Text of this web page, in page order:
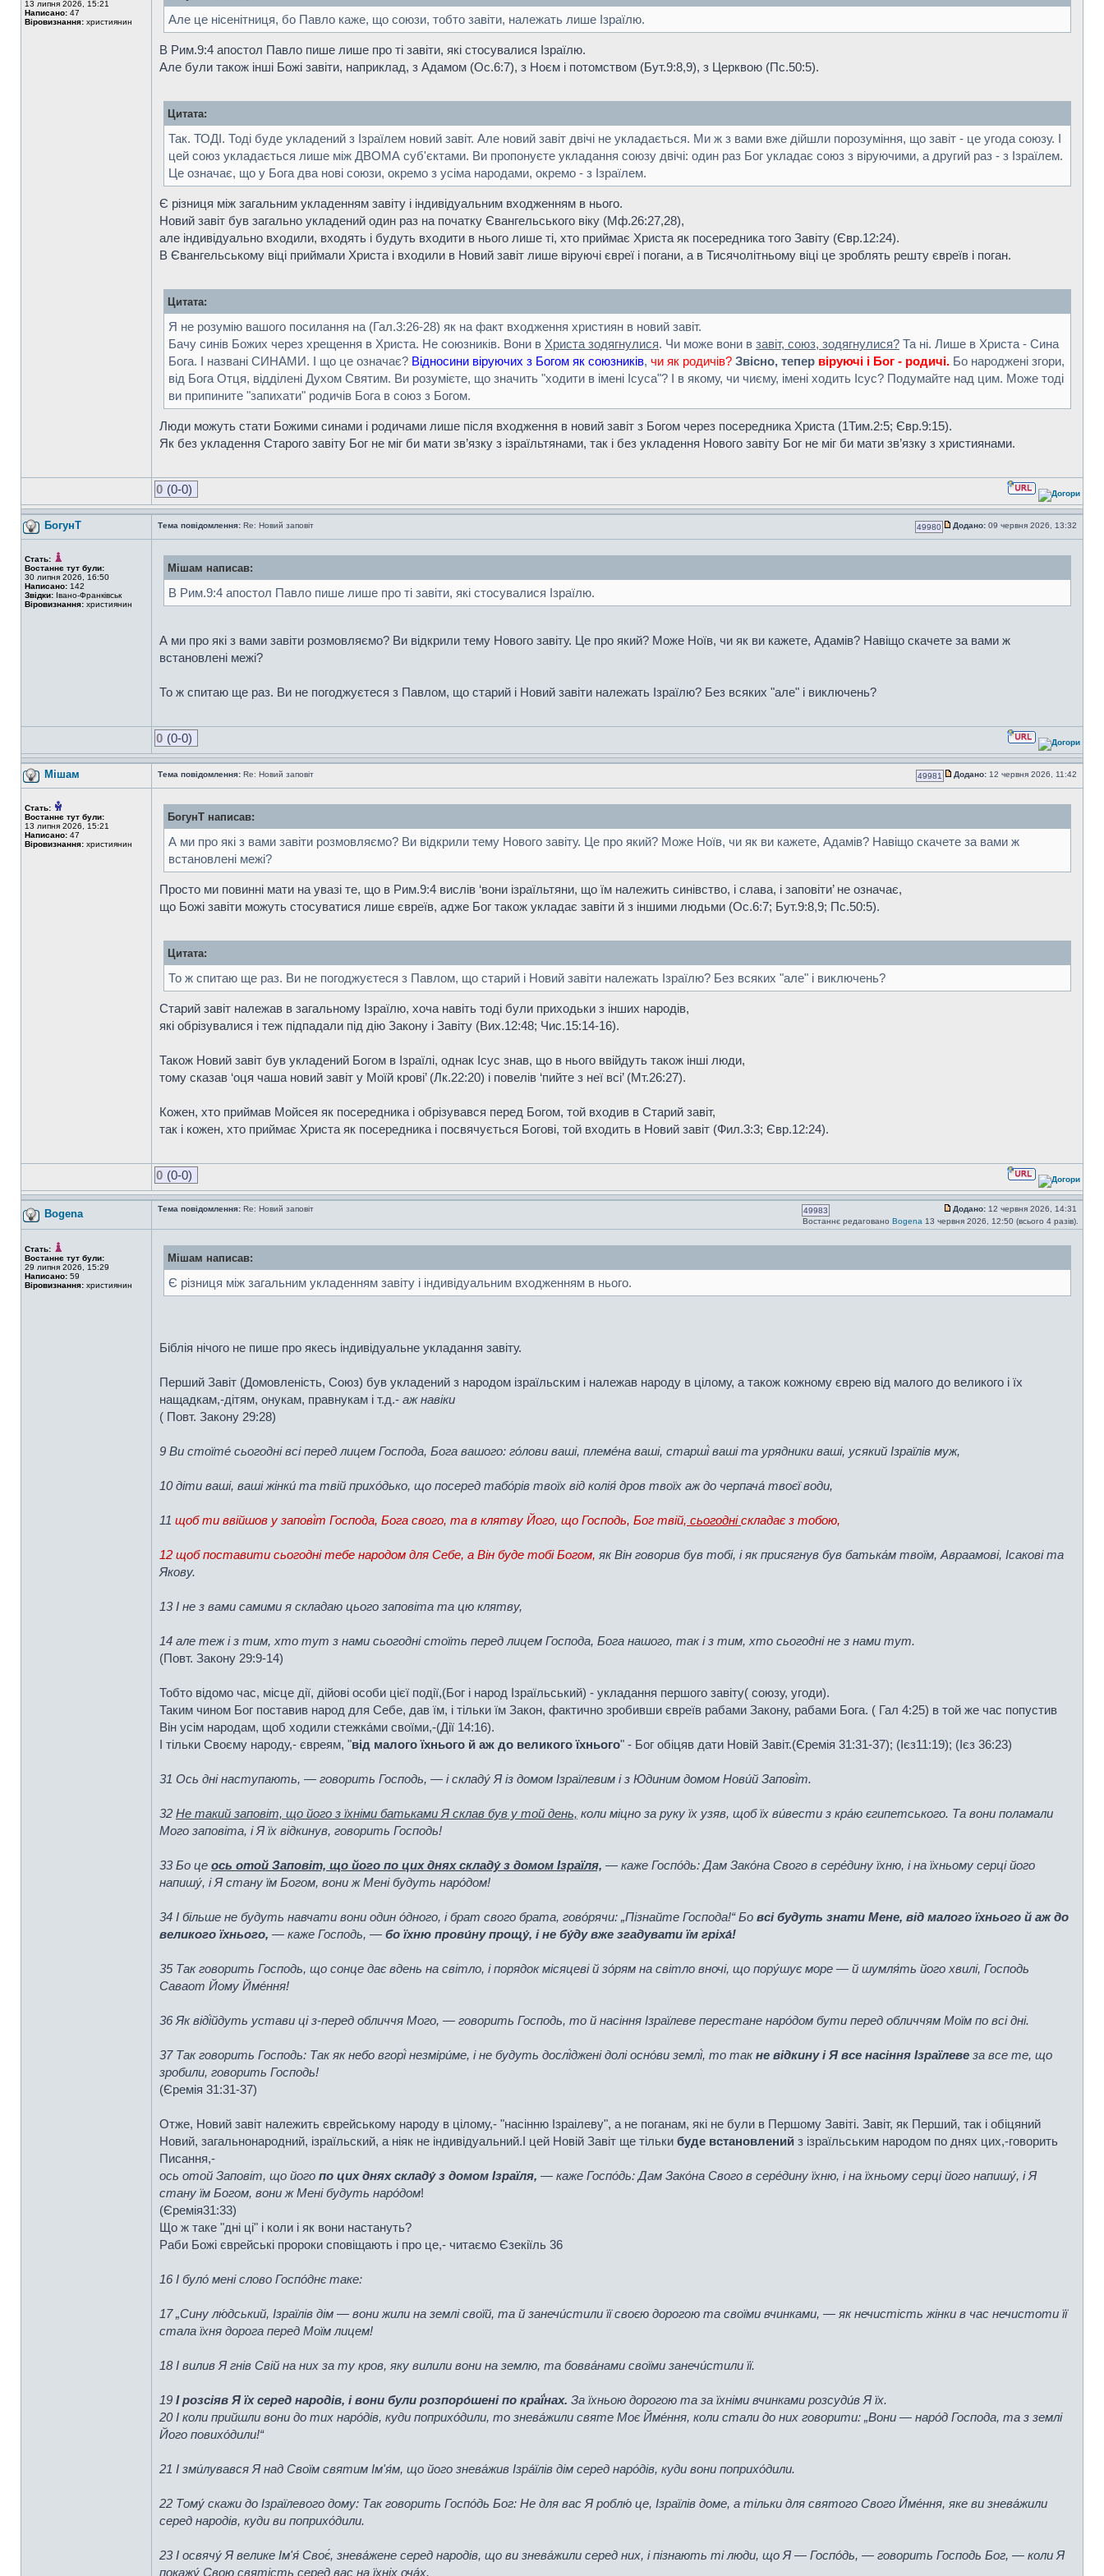
13 липня 2026, 15:21
Написано: 47
Віровизнання: християнин Але це нісенітниця, бо Павло каже, що союзи, тобто завіти, належать лише Ізраїлю.
В Рим.9:4 апостол Павло пише лише про ті завіти, які стосувалися Ізраїлю.
Але були також інші Божі завіти, наприклад, з Адамом (Ос.6:7), з Ноєм і потомством (Бут.9:8,9), з Церквою (Пс.50:5).
Цитата:
Так. ТОДІ. Тоді буде укладений з Ізраїлем новий завіт. Але новий завіт двічі не укладається. Ми ж з вами вже дійшли порозуміння, що завіт - це угода союзу. І
цей союз укладається лише між ДВОМА суб'єктами. Ви пропонуєте укладання союзу двічі: один раз Бог укладає союз з віруючими, а другий раз - з Ізраїлем.
Це означає, що у Бога два нові союзи, окремо з усіма народами, окремо - з Ізраїлем.
Є різниця між загальним укладенням завіту і індивідуальним входженням в нього.
Новий завіт був загально укладений один раз на початку Євангельського віку (Мф.26:27,28),
але індивідуально входили, входять і будуть входити в нього лише ті, хто приймає Христа як посередника того Завіту (Євр.12:24).
В Євангельському віці приймали Христа і входили в Новий завіт лише віруючі євреї і погани, а в Тисячолітньому віці це зроблять решту євреїв і поган.
Цитата:
Я не розумію вашого посилання на (Гал.3:26-28) як на факт входження християн в новий завіт.
Бачу синів Божих через хрещення в Христа. Не союзників. Вони в Христа зодягнулися. Чи може вони в завіт, союз, зодягнулися? Та ні. Лише в Христа - Сина
Бога. І названі СИНАМИ. І що це означає? Відносини віруючих з Богом як союзників, чи як родичів? Звісно, тепер віруючі і Бог - родичі. Бо народжені згори,
від Бога Отця, відділені Духом Святим. Ви розумієте, що значить "ходити в імені Ісуса"? І в якому, чи чиєму, імені ходить Ісус? Подумайте над цим. Може тоді
ви припините "запихати" родичів Бога в союз з Богом.
Люди можуть стати Божими синами і родичами лише після входження в новий завіт з Богом через посередника Христа (1Тим.2:5; Євр.9:15).
Як без укладення Старого завіту Бог не міг би мати зв’язку з ізраїльтянами, так і без укладення Нового завіту Бог не міг би мати зв’язку з християнами.
0 (0-0)
БогунТ Тема повідомлення: Re: Новий заповіт 49980 Додано: 09 червня 2026, 13:32
Стать:
Востаннє тут були:
30 липня 2026, 16:50
Написано: 142
Звідки: Івано-Франківськ
Віровизнання: християнин
Мішам написав:
В Рим.9:4 апостол Павло пише лише про ті завіти, які стосувалися Ізраїлю.
А ми про які з вами завіти розмовляємо? Ви відкрили тему Нового завіту. Це про який? Може Ноїв, чи як ви кажете, Адамів? Навіщо скачете за вами ж
встановлені межі?
То ж спитаю ще раз. Ви не погоджуєтеся з Павлом, що старий і Новий завіти належать Ізраїлю? Без всяких "але" і виключень?
0 (0-0)
Мішам Тема повідомлення: Re: Новий заповіт 49981 Додано: 12 червня 2026, 11:42
Стать:
Востаннє тут були:
13 липня 2026, 15:21
Написано: 47
Віровизнання: християнин
БогунТ написав:
А ми про які з вами завіти розмовляємо? Ви відкрили тему Нового завіту. Це про який? Може Ноїв, чи як ви кажете, Адамів? Навіщо скачете за вами ж
встановлені межі?
Просто ми повинні мати на увазі те, що в Рим.9:4 вислів ‘вони ізраїльтяни, що їм належить синівство, і слава, і заповіти’ не означає,
що Божі завіти можуть стосуватися лише євреїв, адже Бог також укладає завіти й з іншими людьми (Ос.6:7; Бут.9:8,9; Пс.50:5).
Цитата:
То ж спитаю ще раз. Ви не погоджуєтеся з Павлом, що старий і Новий завіти належать Ізраїлю? Без всяких "але" і виключень?
Старий завіт належав в загальному Ізраїлю, хоча навіть тоді були приходьки з інших народів,
які обрізувалися і теж підпадали під дію Закону і Завіту (Вих.12:48; Чис.15:14-16).
Також Новий завіт був укладений Богом в Ізраїлі, однак Ісус знав, що в нього ввійдуть також інші люди,
тому сказав ‘оця чаша новий завіт у Моїй крові’ (Лк.22:20) і повелів ‘пийте з неї всі’ (Мт.26:27).
Кожен, хто приймав Мойсея як посередника і обрізувався перед Богом, той входив в Старий завіт,
так і кожен, хто приймає Христа як посередника і посвячується Богові, той входить в Новий завіт (Фил.3:3; Євр.12:24).
0 (0-0)
Bogena Тема повідомлення: Re: Новий заповіт 49983 Додано: 12 червня 2026, 14:31
Востаннє редаговано Bogena 13 червня 2026, 12:50 (всього 4 разів).
Стать:
Востаннє тут були:
29 липня 2026, 15:29
Написано: 59
Віровизнання: християнин
Мішам написав:
Є різниця між загальним укладенням завіту і індивідуальним входженням в нього.
Біблія нічого не пише про якесь індивідуальне укладання завіту.
Перший Завіт (Домовленість, Союз) був укладений з народом ізраїльским і належав народу в цілому, а також кожному єврею від малого до великого і їх
нащадкам,-дітям, онукам, правнукам і т.д.- аж навіки
( Повт. Закону 29:28)
9 Ви стоїте́ сьогодні всі перед лицем Господа, Бога вашого: го́лови ваші, племе́на ваші, старші́ ваші та урядники ваші, усякий Ізраїлів муж,
10 діти ваші, ваші жінки́ та твій прихо́дько, що посеред табо́рів твоїх від колія́ дров твоїх аж до черпача́ твоєї води,
11 щоб ти ввійшов у запові́т Господа, Бога свого, та в клятву Його, що Господь, Бог твій, сьогодніскладає з тобою,
12 щоб поставити сьогодні тебе народом для Себе, а Він буде тобі Богом, як Він говорив був тобі, і як присягнув був батька́м твоїм, Авраамові, Ісакові та
Якову.
13 І не з вами самими я складаю цього заповіта та цю клятву,
14 але теж і з тим, хто тут з нами сьогодні стоїть перед лицем Господа, Бога нашого, так і з тим, хто сьогодні не з нами тут.
(Повт. Закону 29:9-14)
Тобто відомо час, місце дії, дійові особи цієї події,(Бог і народ Ізраїльський) - укладання першого завіту( союзу, угоди).
Таким чином Бог поставив народ для Себе, дав їм, і тільки їм Закон, фактично зробивши євреїв рабами Закону, рабами Бога. ( Гал 4:25) в той же час попустив
Він усім народам, щоб ходили стежка́ми своїми,-(Дії 14:16).
І тільки Своєму народу,- євреям, "від малого їхнього й аж до великого їхнього" - Бог обіцяв дати Новій Завіт.(Єремія 31:31-37); (Ієз11:19); (Ієз 36:23)
31 Ось дні наступають, — говорить Господь, — і складу́ Я із домом Ізраїлевим і з Юдиним домом Нови́й Запові́т.
32 Не такий заповіт, що його з їхніми батьками Я склав був у той день, коли міцно за руку їх узяв, щоб їх ви́вести з кра́ю єгипетського. Та вони поламали
Мого заповіта, і Я їх відкинув, говорить Господь!
33 Бо це ось отой Заповіт, що його по цих днях складу́ з домом Ізраїля, — каже Госпо́дь: Дам Зако́на Свого в сере́дину їхню, і на їхньому серці його
напишу́, і Я стану їм Богом, вони ж Мені будуть наро́дом!
34 І більше не будуть навчати вони один о́дного, і брат свого брата, гово́рячи: „Пізнайте Господа!“ Бо всі будуть знати Мене, від малого їхнього й аж до
великого їхнього, — каже Господь, — бо їхню прови́ну прощу́, і не бу́ду вже згадувати їм гріха́!
35 Так говорить Господь, що сонце дає вдень на світло, і порядок місяцеві й зо́рям на світло вночі, що пору́шує море — й шумля́ть його хвилі, Господь
Саваот Йому Йме́ння!
36 Як віді́йдуть устави ці з-перед обличчя Мого, — говорить Господь, то й насіння Ізраїлеве перестане наро́дом бути перед обличчям Моїм по всі дні.
37 Так говорить Господь: Так як небо вгорі́ незміри́ме, і не будуть дослі́джені долі осно́ви землі́, то такне відкину і Я все насіння Ізраїлеве за все те, що
зробили, говорить Господь!
(Єремія 31:31-37)
Отже, Новий завіт належить єврейському народу в цілому,- "насінню Ізраілеву", а не поганам, які не були в Першому Завіті. Завіт, як Перший, так і обіцяний
Новий, загальнонародний, ізраїльский, а ніяк не індивідуальний.І цей Новій Завіт ще тільки буде встановлений з ізраїльським народом по днях цих,-говорить
Писання,-
ось отой Заповіт, що його по цих днях складу́ з домом Ізраїля, — каже Госпо́дь: Дам Зако́на Свого в сере́дину їхню, і на їхньому серці його напишу́, і Я
стану їм Богом, вони ж Мені будуть наро́дом!
(Єремія31:33)
Що ж таке "дні ці" і коли і як вони настануть?
Раби Божі єврейські пророки сповіщають і про це,- читаємо Єзекіїль 36
16 І було́ мені слово Госпо́днє таке:
17 „Сину лю́дський, Ізраїлів дім — вони жили на землі своїй, та й занечи́стили її своєю дорогою та своїми вчинками, — як нечистість жінки в час нечистоти її
стала їхня дорога перед Моїм лицем!
18 І вилив Я гнів Свій на них за ту кров, яку вилили вони на землю, та бовва́нами своїми занечи́стили її.
19 І розсіяв Я їх серед народів, і вони були розпоро́шені по краї́нах. За їхньою дорогою та за їхніми вчинками розсуди́в Я їх.
20 І коли прийшли вони до тих наро́дів, куди поприхо́дили, то знева́жили святе Моє Йме́ння, коли стали до них говорити: „Вони — наро́д Господа, та з землі
Його повихо́дили!“
21 І зми́лувався Я над Своїм святим Ім'я́м, що його знева́жив Ізра́їлів дім серед наро́дів, куди вони поприхо́дили.
22 Тому́ скажи до Ізраїлевого дому: Так говорить Госпо́дь Бог: Не для вас Я роблю́ це, Ізраїлів доме, а тільки для святого Свого Йме́ння, яке ви знева́жили
серед народів, куди ви поприхо́дили.
23 І освячу́ Я велике Ім'я́ Своє́, знева́жене серед народів, що ви знева́жили серед них, і пізнають ті люди, що Я — Госпо́дь, — говорить Господь Бог, — коли Я
покажу́ Свою святість серед вас на їхніх оча́х.